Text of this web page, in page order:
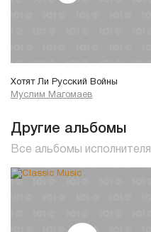
Хотят Ли Русский Войны
Муслим Магомаев
Другие альбомы
Все альбомы исполнителя